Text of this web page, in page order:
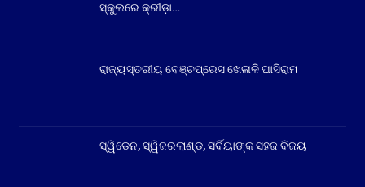
ସ୍କୁଲରେ କ୍ରୀଡ଼ା…
ରାଜ୍ୟସ୍ତରୀୟ ବେଞ୍ଚପ୍ରେସ ଖେଳାଳି ଘାସିରାମ
ସ୍ୱିଡେନ, ସ୍ୱିଜରଲାଣ୍ଡ, ସର୍ବିୟାଙ୍କ ସହଜ ବିଜୟ